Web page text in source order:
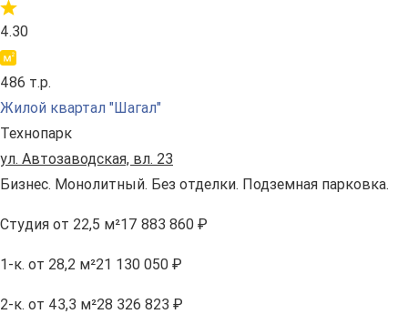
4.30
486 т.р.
Жилой квартал "Шагал"
Технопарк
ул. Автозаводская, вл. 23
Бизнес. Монолитный. Без отделки. Подземная парковка.
Студия от 22,5 м²17 883 860 ₽
1-к. от 28,2 м²21 130 050 ₽
2-к. от 43,3 м²28 326 823 ₽